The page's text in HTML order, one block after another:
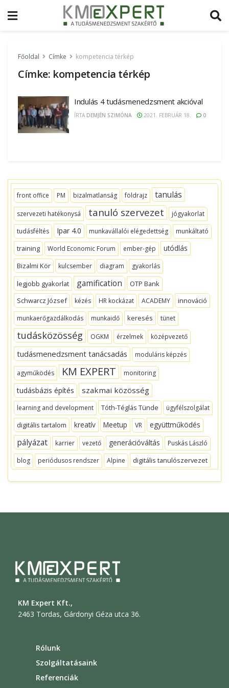
Főoldal Címke kompetencia térkép
Címke: kompetencia térkép
Indulás 4 tudásmenedzsment akcióval
ÍRTA DEMJÉN SZIMÓNA 2021. FEBRUÁR 18. 0
front office PM bizalmatlanság földrajz tanulás
szervezeti hatékonysá tanuló szervezet
jógyakorlat
tudásféltés
Ipar 4.0 munkavállalói elégedettség munkáltató
training World Economic Forum ember-gép utódlás
Bizalmi Kör kulcsember diagram gyakorlás
legjobb gyakorlat gamification
OTP Bank
Schwarcz József
kézés HR kockázat ACADEMY innováció
munkaerőgazdálkodás munkaidő keresés tünet
tudásközösség OGKM érzelmek középvezető
tudásmenedzsment tanácsadás moduláris képzés
agyműködés KM EXPERT monitoring
tudásbázis építés szakmai közösség
learning and development Tóth-Téglás Tünde ügyfélszolgálat
digitális tartalom kreatív Meetup VR együttműködés
pályázat karrier vezető generációváltás
Puskás László
blog
periódusos rendszer Alpine digitális tanulószervezet
KM Expert Kft.,
2463 Tordas, Gárdonyi Géza utca 36.
Rólunk
Szolgáltatásaink
Referenciák